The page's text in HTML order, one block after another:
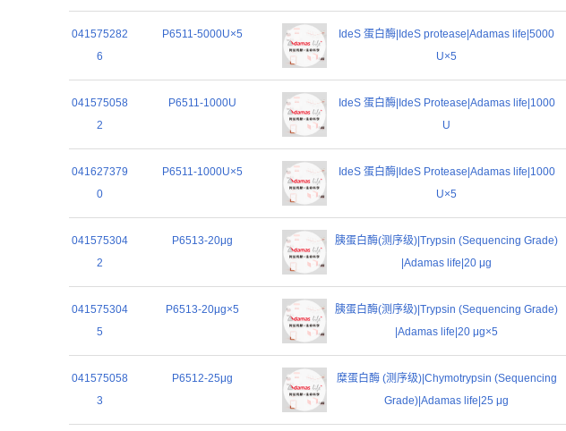
041575282
6
P6511-5000U×5
IdeS 蛋白酶|IdeS protease|Adamas life|5000
U×5
041575058
2
P6511-1000U
IdeS 蛋白酶|IdeS Protease|Adamas life|1000
U
041627379
0
P6511-1000U×5
IdeS 蛋白酶|IdeS Protease|Adamas life|1000
U×5
041575304
2
P6513-20μg
胰蛋白酶(测序级)|Trypsin (Sequencing Grade)
|Adamas life|20 μg
041575304
5
P6513-20μg×5
胰蛋白酶(测序级)|Trypsin (Sequencing Grade)
|Adamas life|20 μg×5
041575058
3
P6512-25μg
糜蛋白酶 (测序级)|Chymotrypsin (Sequencing
Grade)|Adamas life|25 μg